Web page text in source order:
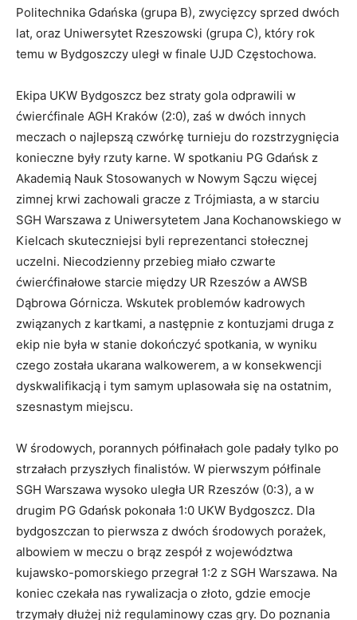
Politechnika Gdańska (grupa B), zwycięzcy sprzed dwóch
lat, oraz Uniwersytet Rzeszowski (grupa C), który rok
temu w Bydgoszczy uległ w finale UJD Częstochowa.
Ekipa UKW Bydgoszcz bez straty gola odprawili w
ćwierćfinale AGH Kraków (2:0), zaś w dwóch innych
meczach o najlepszą czwórkę turnieju do rozstrzygnięcia
konieczne były rzuty karne. W spotkaniu PG Gdańsk z
Akademią Nauk Stosowanych w Nowym Sączu więcej
zimnej krwi zachowali gracze z Trójmiasta, a w starciu
SGH Warszawa z Uniwersytetem Jana Kochanowskiego w
Kielcach skuteczniejsi byli reprezentanci stołecznej
uczelni. Niecodzienny przebieg miało czwarte
ćwierćfinałowe starcie między UR Rzeszów a AWSB
Dąbrowa Górnicza. Wskutek problemów kadrowych
związanych z kartkami, a następnie z kontuzjami druga z
ekip nie była w stanie dokończyć spotkania, w wyniku
czego została ukarana walkowerem, a w konsekwencji
dyskwalifikacją i tym samym uplasowała się na ostatnim,
szesnastym miejscu.
W środowych, porannych półfinałach gole padały tylko po
strzałach przyszłych finalistów. W pierwszym półfinale
SGH Warszawa wysoko uległa UR Rzeszów (0:3), a w
drugim PG Gdańsk pokonała 1:0 UKW Bydgoszcz. Dla
bydgoszczan to pierwsza z dwóch środowych porażek,
albowiem w meczu o brąz zespół z województwa
kujawsko-pomorskiego przegrał 1:2 z SGH Warszawa. Na
koniec czekała nas rywalizacja o złoto, gdzie emocje
trzymały dłużej niż regulaminowy czas gry. Do poznania